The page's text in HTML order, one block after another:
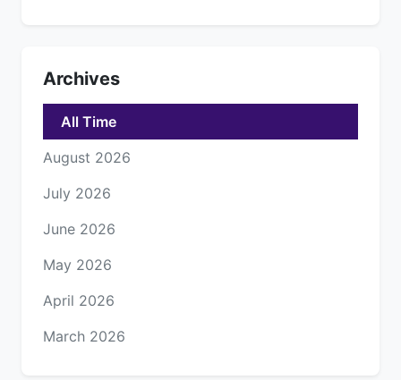
Archives
All Time
August 2026
July 2026
June 2026
May 2026
April 2026
March 2026